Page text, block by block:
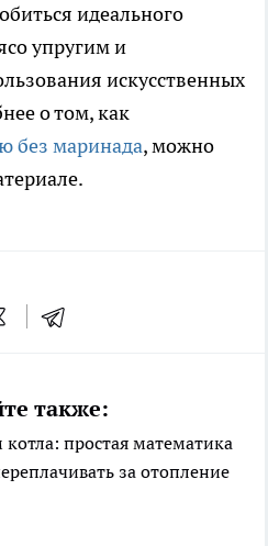
идеального
упругим и
искусственных
о том, как
без маринада, можно
также:
простая математика
за отопление